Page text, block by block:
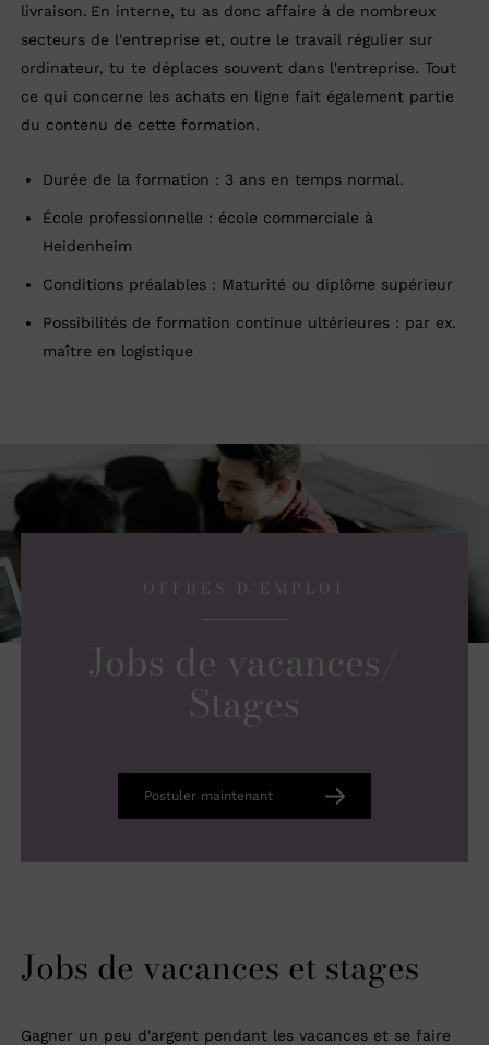
livraison. En interne, tu as donc affaire à de nombreux
secteurs de l'entreprise et, outre le travail régulier sur
ordinateur, tu te déplaces souvent dans l'entreprise. Tout
ce qui concerne les achats en ligne fait également partie
du contenu de cette formation.
Durée de la formation : 3 ans en temps normal.
École professionnelle : école commerciale à
Heidenheim
Conditions préalables : Maturité ou diplôme supérieur
Possibilités de formation continue ultérieures : par ex.
maître en logistique
OFFRES D'EMPLOI
Jobs de vacances/
Stages
Postuler maintenant
Jobs de vacances et stages
Gagner un peu d'argent pendant les vacances et se faire